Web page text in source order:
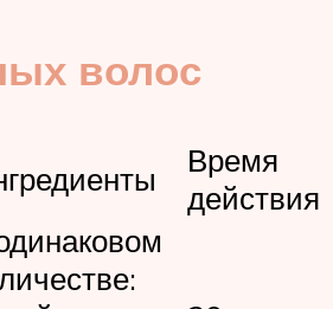
волос
Время
действия